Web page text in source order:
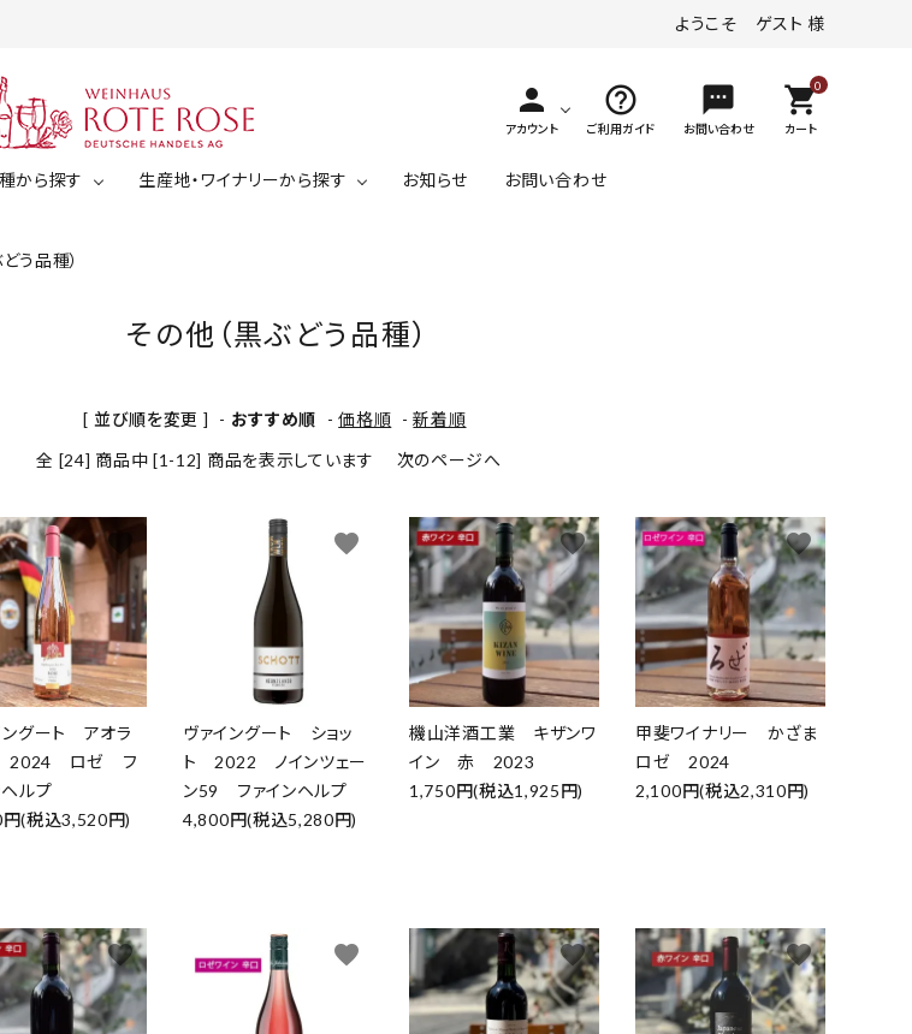
ようこそ ゲスト 様
person
アカウント
help_outline
ご利用ガイド
textsms
お問い合わせ
0
shopping_cart
カート
デザートワイン
～￥3,000 ￥3,001～￥4,000
から探す
その他（白ぶどう品種）
生産地・ワイナリーから探す お知らせ お問い合わせ
う品種）
その他（黒ぶどう品種）
[ 並び順を変更 ] - おすすめ順 -価格順 -新着順
全 [24] 商品中 [1-12] 商品を表示しています
次のページへ
ングート アオラ
ロゼ フ
ヘルプ
(税込3,520円)
favorite
ヴァイングート ショッ
ト 2022 ノインツェー
ン59 ファインヘルプ
4,800円(税込5,280円)
favorite
機山洋酒工業 キザンワ
イン 赤 2023
1,750円(税込1,925円)
favorite
甲斐ワイナリー かざま
ロゼ 2024
2,100円(税込2,310円)
favorite
favorite favorite favorite favorite